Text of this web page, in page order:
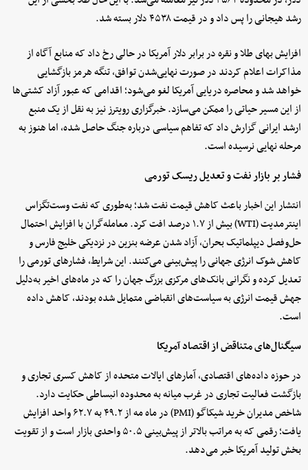
رشد هیجانی را پس داد و در قیمت ۴۵۳۸ دلار بسته شد.
افزایش بهای طلا و نقره در برابر دلار آمریکا در حالی رخ داد که منابع آگاه از
مذاکرات اعلام کردند در صورت نهایی‌شدن توافق، تنگه هرمز بازگشایی
خواهد شد و محاصره دریایی آمریکا لغو می‌شود؛ اقدامی که عبور آزاد کشتی‌ها
از این مسیر حیاتی را ممکن می‌سازد. خبرگزاری رویترز نیز به نقل از یک منبع
ارشد ایرانی گزارش داد که تفاهم سیاسی درباره جنگ حاصل شده، اما هنوز به
مرحله نهایی نرسیده است.
فشار بر بازار نفت و تعدیل ریسک تورمی
انتشار این اخبار باعث کاهش قیمت نفت شد؛ به‌طوری که نفت وست‌تگزاس
اینترمدیت (WTI) بیش از ۱.۷ درصد افت کرد. معامله‌گران با افزایش احتمال
حل‌وفصل دیپلماتیک بحران، آزاد شدن عرضه بنزین در نزدیکی خلیج فارس و
کاهش شوک انرژی جهانی را پیش‌بینی می‌کنند. این شرایط، فشارهای تورمی را
تعدیل کرده و نگرانی بانک‌های مرکزی بزرگ جهان را که در ماه‌های اخیر به‌دلیل
جهش قیمت انرژی به سیاست‌های انقباضی متمایل شده بودند، کاهش داده
است.
سیگنال‌های متناقض از اقتصاد آمریکا
در حوزه داده‌های اقتصادی، آمارهای ایالات متحده از کاهش کسری تجاری و
بازگشت فعالیت تجاری در غرب میانه به محدوده انبساطی حکایت دارد.
شاخص مدیران خرید شیکاگو (PMI) در ماه مه از ۴۹.۲ به ۶۲.۷ واحد افزایش
یافت؛ رقمی که به مراتب بالاتر از پیش‌بینی ۵۰.۵ واحدی بازار است و از تقویت
بخش تولید آمریکا خبر می‌دهد.